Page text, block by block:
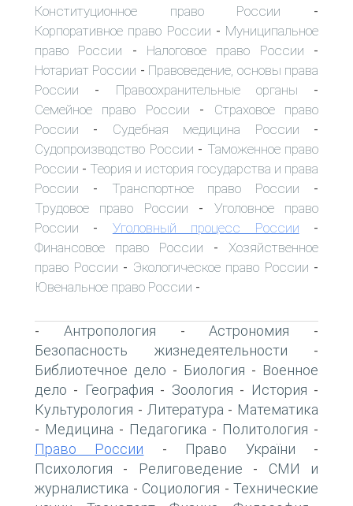
Конституционное право России -
Корпоративное право России - Муниципальное
право России - Налоговое право России -
Нотариат России - Правоведение, основы права
России - Правоохранительные органы -
Семейное право России - Страховое право
России - Судебная медицина России -
Судопроизводство России - Таможенное право
России - Теория и история государства и права
России - Транспортное право России -
Трудовое право России - Уголовное право
России - Уголовный процесс России -
Финансовое право России - Хозяйственное
право России - Экологическое право России -
Ювенальное право России -
- Антропология -Астрономия -
Безопасность жизнедеятельности -
Библиотечное дело - Биология - Военное
дело - География - Зоология - История -
Культурология - Литература - Математика
- Медицина - Педагогика - Политология -
Право России - Право України -
Психология - Религоведение - СМИ и
журналистика - Социология - Технические